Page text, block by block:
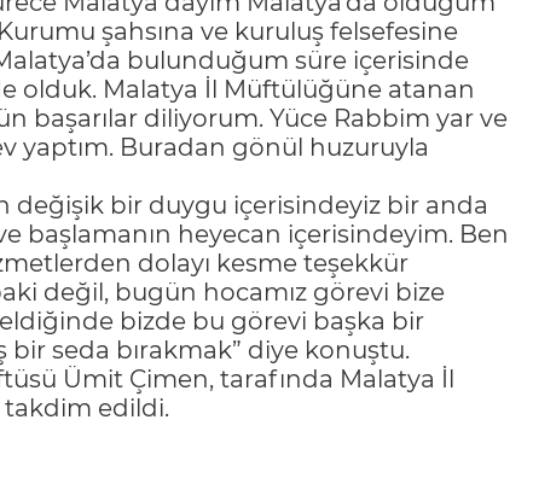
şahsına ve kuruluş felsefesine
bulunduğum süre içerisinde
olduk. Malatya İl Müftülüğüne atanan
başarılar diliyorum. Yüce Rabbim yar ve
yaptım. Buradan gönül huzuruyla
değişik bir duygu içerisindeyiz bir anda
başlamanın heyecan içerisindeyim. Ben
dolayı kesme teşekkür
değil, bugün hocamız görevi bize
bizde bu görevi başka bir
seda bırakmak” diye konuştu.
Ümit Çimen, tarafında Malatya İl
takdim edildi.